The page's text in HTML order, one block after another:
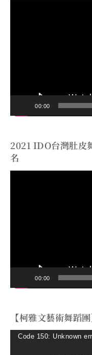
00:00
2021 IDO台灣肚皮
名
00:00
【柯雅文藝術舞蹈
視Code 150: Unknown